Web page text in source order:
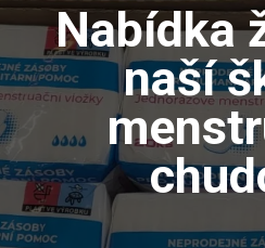
Nabídka
naší